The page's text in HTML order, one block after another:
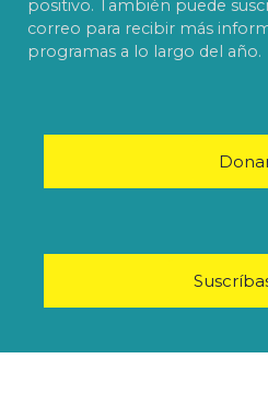
positivo. También puede
correo para recibir más
programas a lo largo del año.